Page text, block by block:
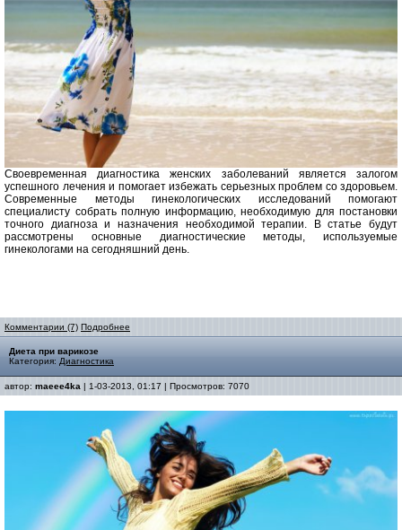
Своевременная диагностика женских заболеваний является залогом
успешного лечения и помогает избежать серьезных проблем со здоровьем.
Современные методы гинекологических исследований помогают
специалисту собрать полную информацию, необходимую для постановки
точного диагноза и назначения необходимой терапии. В статье будут
рассмотрены основные диагностические методы, используемые
гинекологами на сегодняшний день.
Комментарии (7) Подробнее
Диета при варикозе
Категория: Диагностика
автор: maeee4ka | 1-03-2013, 01:17 | Просмотров: 7070